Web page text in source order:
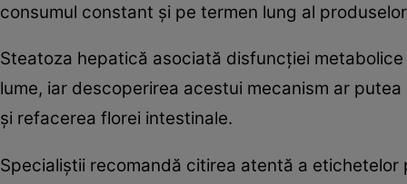
consumul constant și pe termen lung al
Steatoza hepatică asociată disfuncției
lume, iar descoperirea acestui mecanism ar
și refacerea florei intestinale.
Specialiștii recomandă citirea atentă a